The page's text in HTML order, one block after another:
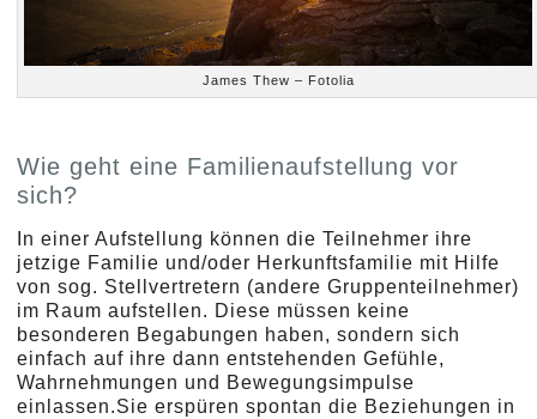
James Thew – Fotolia
Wie geht eine Familienaufstellung vor
sich?
In einer Aufstellung können die Teilnehmer ihre
jetzige Familie und/oder Herkunftsfamilie mit Hilfe
von sog. Stellvertretern (andere Gruppenteilnehmer)
im Raum aufstellen. Diese müssen keine
besonderen Begabungen haben, sondern sich
einfach auf ihre dann entstehenden Gefühle,
Wahrnehmungen und Bewegungsimpulse
einlassen.Sie erspüren spontan die Beziehungen in